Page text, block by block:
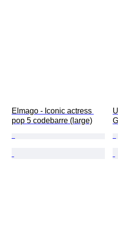
Elmago - Iconic actress
pop 5 codebarre (large)